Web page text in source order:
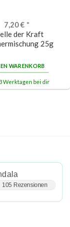
7,20€ *
der Kraft
25g
WARENKORB
Werktagen bei dir
105 Rezensionen